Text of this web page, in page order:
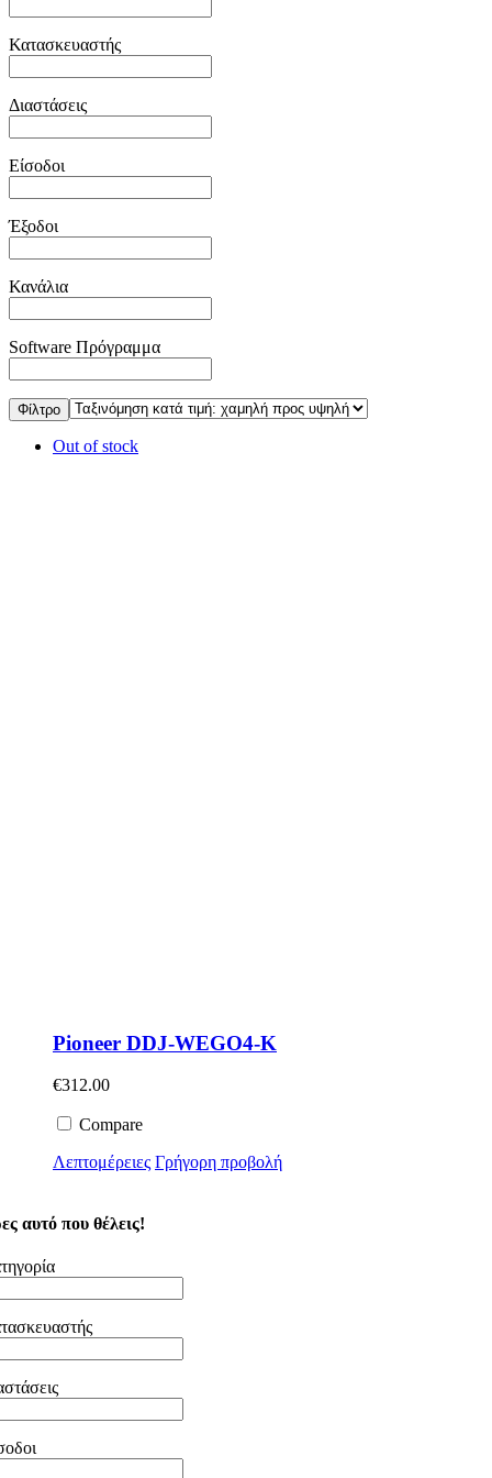
Κατασκευαστής
Διαστάσεις
Είσοδοι
Έξοδοι
Κανάλια
Software Πρόγραμμα
Φίλτρο
Out of stock
Pioneer DDJ-WEGO4-K
€312.00
Compare
Λεπτομέρειες Γρήγορη προβολή
αυτό που θέλεις!